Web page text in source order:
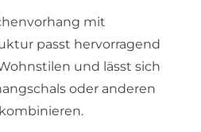
mit
passt hervorragend
und lässt sich
oder anderen